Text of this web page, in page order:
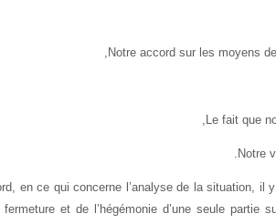
Notre accord sur les moyens
Le fait que
en ce qui concerne l’analyse de la situation,
fermeture et de l’hégémonie d’une seule